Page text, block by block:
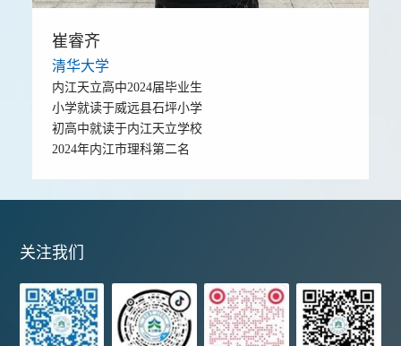
崔睿齐
清华大学
内江天立高中2024届毕业生
小学就读于威远县石坪小学
初高中就读于内江天立学校
2024年内江市理科第二名
关注我们